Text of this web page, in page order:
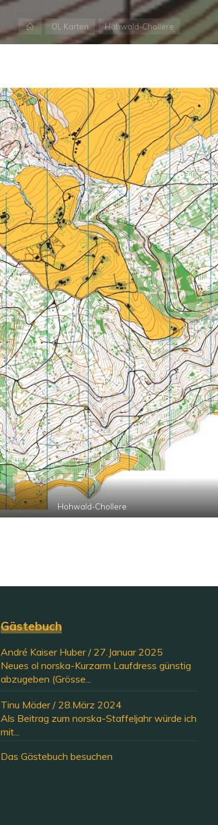
StartOL Karten Hohwald-Chollere
Hohwald-Chollere
Gästebuch
André Kaiser Huber/ 27.Januar 2025
Neues ol norska-Kurzarm Laufdress günstig
abzugeben (Grösse...
Tinu Mäder/ 28.März 2024
Als Beitrag zum norska-Staffeljahr würde ich
mit...
Das Gästebuch besuchen